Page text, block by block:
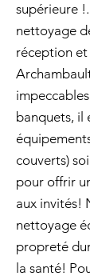
supérieure
nettoyage
réception
banquets, il
couverts)
pour offrir
aux invités!
nettoyage
propreté
la santé!